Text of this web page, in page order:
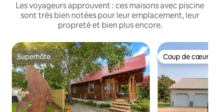
Les voyageurs approuvent : ces maisons avec piscine
sont très bien notées pour leur emplacement, leur
propreté et bien plus encore.
Superhôte
Superhôte Coup de cœur
Coup de cœur